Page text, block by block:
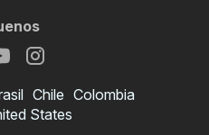
Chile Colombia
States